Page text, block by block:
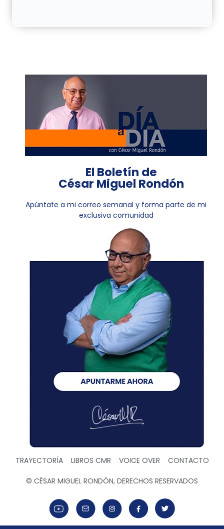
El Boletín de
César Miguel Rondón
Apúntate a mi correo semanal y forma parte de mi
exclusiva comunidad
TRAYECTORÍA LIBROS CMR VOICE OVER CONTACTO
© CÉSAR MIGUEL RONDÓN, DERECHOS RESERVADOS